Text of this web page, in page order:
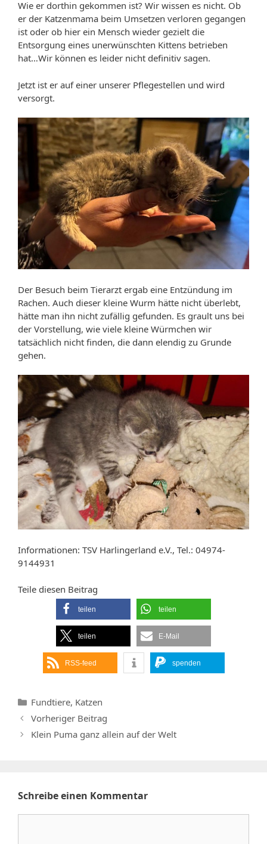
Wie er dorthin gekommen ist? Wir wissen es nicht. Ob
er der Katzenmama beim Umsetzen verloren gegangen
ist oder ob hier ein Mensch wieder gezielt die
Entsorgung eines unerwünschten Kittens betrieben
hat…Wir können es leider nicht definitiv sagen.
Jetzt ist er auf einer unserer Pflegestellen und wird
versorgt.
Der Besuch beim Tierarzt ergab eine Entzündung im
Rachen. Auch dieser kleine Wurm hätte nicht überlebt,
hätte man ihn nicht zufällig gefunden. Es grault uns bei
der Vorstellung, wie viele kleine Würmchen wir
tatsächlich nicht finden, die dann elendig zu Grunde
gehen.
Informationen: TSV Harlingerland e.V., Tel.: 04974-
9144931
Teile diesen Beitrag
teilen teilen
teilen E-Mail
RSS-feed spenden
Kategorien
Fundtiere, Katzen
Vorheriger Beitrag
Klein Puma ganz allein auf der Welt
Schreibe einen Kommentar